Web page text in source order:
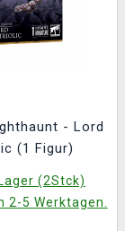
- Lord
(1 Figur)
(2Stck)
2-5 Werktagen.